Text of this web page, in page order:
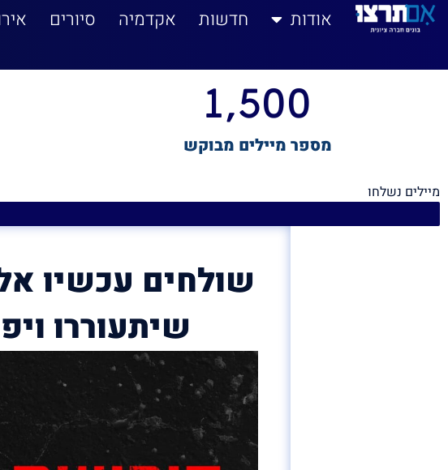
לתוכן אודות חדשות אקדמיה סיורים
מספר מיילים מבוקש
1,500
מיילים נשלחו
שולחים עכשיו
שיתעוררו